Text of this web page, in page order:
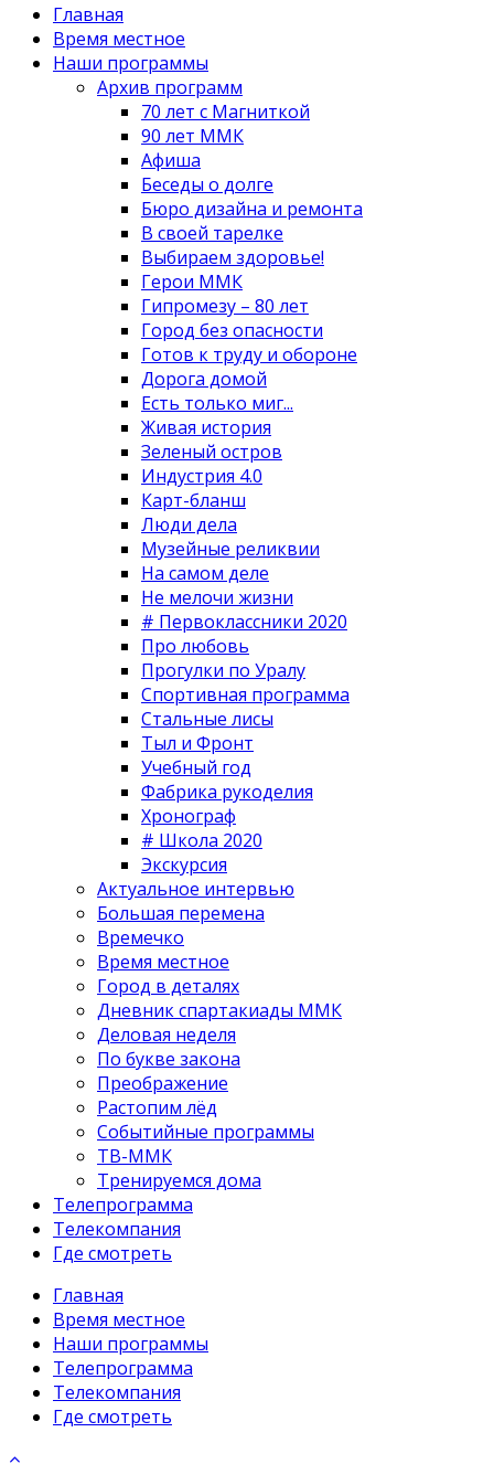
Главная
Время местное
Наши программы
Архив программ
70 лет с Магниткой
90 лет ММК
Афиша
Беседы о долге
Бюро дизайна и ремонта
В своей тарелке
Выбираем здоровье!
Герои ММК
Гипромезу – 80 лет
Город без опасности
Готов к труду и обороне
Дорога домой
Есть только миг...
Живая история
Зеленый остров
Индустрия 4.0
Карт-бланш
Люди дела
Музейные реликвии
На самом деле
Не мелочи жизни
# Первоклассники 2020
Про любовь
Прогулки по Уралу
Спортивная программа
Стальные лисы
Тыл и Фронт
Учебный год
Фабрика рукоделия
Хронограф
# Школа 2020
Экскурсия
Актуальное интервью
Большая перемена
Времечко
Время местное
Город в деталях
Дневник спартакиады ММК
Деловая неделя
По букве закона
Преображение
Растопим лёд
Событийные программы
ТВ-ММК
Тренируемся дома
Телепрограмма
Телекомпания
Где смотреть
Главная
Время местное
Наши программы
Телепрограмма
Телекомпания
Где смотреть